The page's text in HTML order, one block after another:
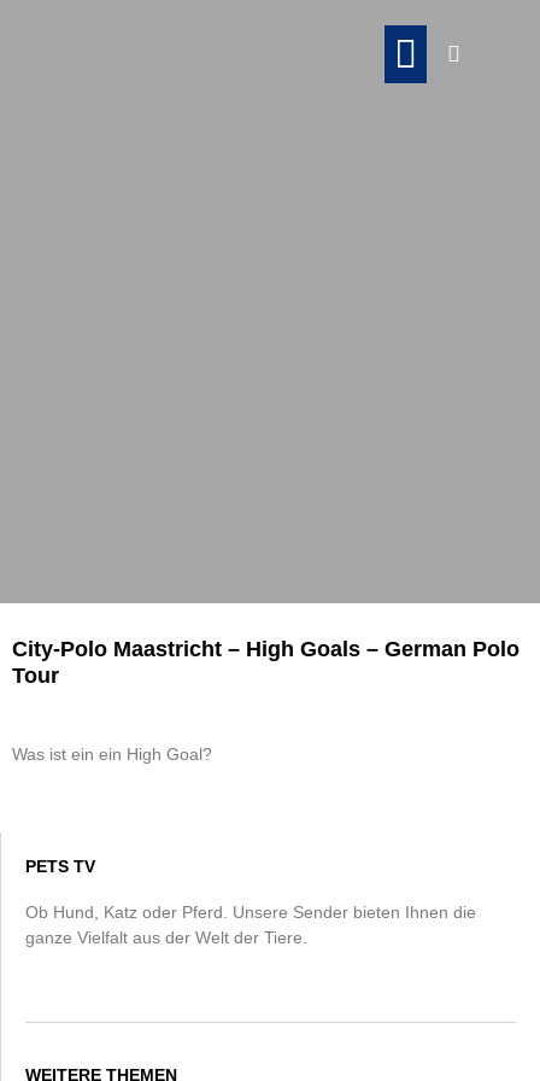
City-Polo Maastricht – High Goals – German Polo
Tour
Was ist ein ein High Goal?
PETS TV
Ob Hund, Katz oder Pferd. Unsere Sender bieten Ihnen die
ganze Vielfalt aus der Welt der Tiere.
WEITERE THEMEN